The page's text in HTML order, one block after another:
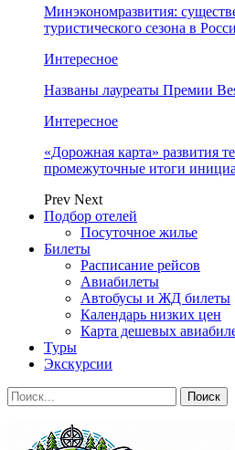
Минэкономразвития:
туристического сезона в
Интересное
Названы лауреаты Премии
Интересное
«Дорожная карта» развития
промежуточные итоги
Prev Next
Подбор отелей
Посуточное жилье
Билеты
Расписание рейсов
Авиабилеты
Автобусы и ЖД билеты
Календарь низких цен
Карта дешевых
Туры
Экскурсии